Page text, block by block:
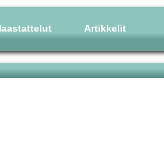
Artikkelit